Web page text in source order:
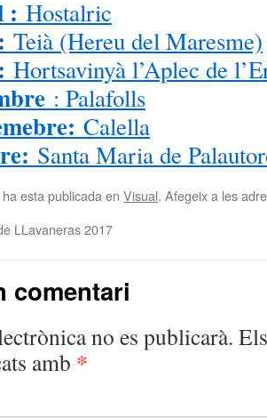
: Hostalric
Teià (Hereu del Maresme)
Hortsavinyà l’Aplec de
: Palafolls
Calella
Santa Maria de
esta publicada en Visual. Afegeix a les
LLavaneras 2017
comentari
no es publicarà.
amb *